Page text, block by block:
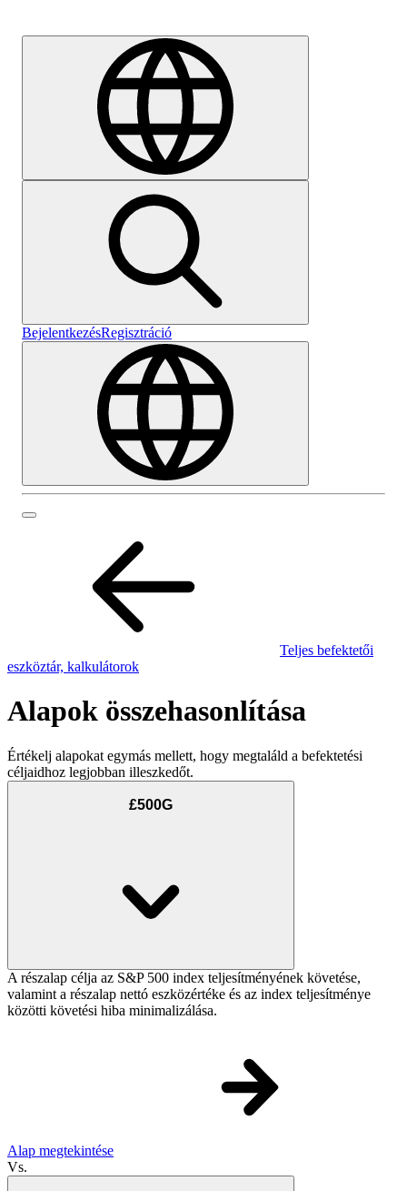
BejelentkezésRegisztráció
Teljes befektetői
eszköztár, kalkulátorok
Alapok összehasonlítása
Értékelj alapokat egymás mellett, hogy megtaláld a befektetési
céljaidhoz legjobban illeszkedőt.
£500G
A részalap célja az S&P 500 index teljesítményének követése,
valamint a részalap nettó eszközértéke és az index teljesítménye
közötti követési hiba minimalizálása.
Alap megtekintése
Vs.